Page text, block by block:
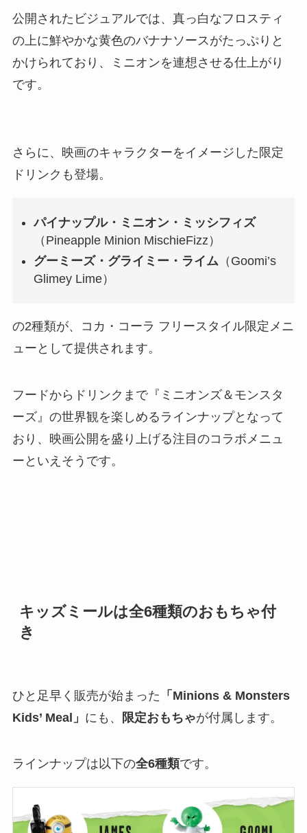
公開されたビジュアルでは、真っ白なフロスティ
の上に鮮やかな黄色のバナナソースがたっぷりと
かけられており、ミニオンを連想させる仕上がり
です。
さらに、映画のキャラクターをイメージした限定
ドリンクも登場。
パイナップル・ミニオン・ミッシフィズ
（Pineapple Minion MischieFizz）
グーミーズ・グライミー・ライム （Goomi’s
Glimey Lime）
の2種類が、コカ・コーラ フリースタイル限定メニ
ューとして提供されます。
フードからドリンクまで『ミニオンズ＆モンスタ
ーズ』の世界観を楽しめるラインナップとなって
おり、映画公開を盛り上げる注目のコラボメニュ
ーといえそうです。
キッズミールは全6種類のおもちゃ付
き
ひと足早く販売が始まった 「Minions & Monsters
Kids’ Meal」 にも、 限定おもちゃが付属します。
ラインナップは以下の全6種類です。